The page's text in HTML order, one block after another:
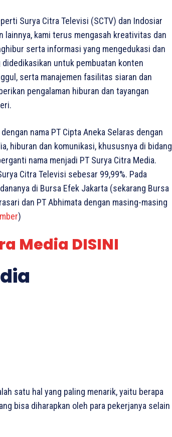
Surya Citra Televisi (SCTV) dan Indosiar
lainnya, kami terus mengasah kreativitas dan
serta informasi yang mengedukasi dan
untuk pembuatan konten
serta manajemen fasilitas siaran dan
pengalaman hiburan dan tayangan
nama PT Cipta Aneka Selaras dengan
hiburan dan komunikasi, khususnya di bidang
nama menjadi PT Surya Citra Media.
Citra Televisi sebesar 99,99%. Pada
di Bursa Efek Jakarta (sekarang Bursa
dan PT Abhimata dengan masing-masing
)
Media DISINI
satu hal yang paling menarik, yaitu berapa
bisa diharapkan oleh para pekerjanya selain